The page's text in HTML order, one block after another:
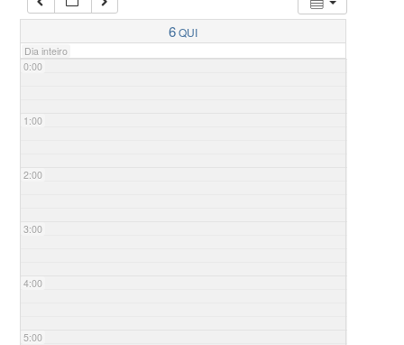
6QUI
Dia inteiro
0:00
1:00
2:00
3:00
4:00
5:00